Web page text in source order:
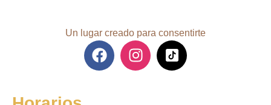
Un lugar creado para consentirte